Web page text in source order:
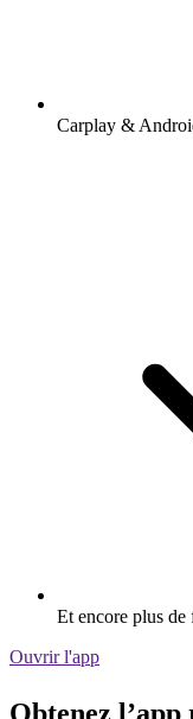
Carplay &
Et encore plus
Ouvrir l'app